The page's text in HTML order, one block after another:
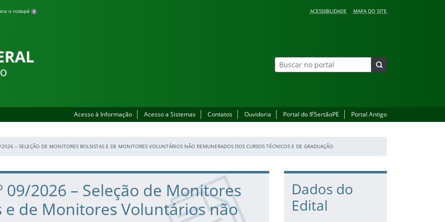
o rodapé 4 ACESSIBILIDADE MAPA DO SITE
Acesso à Informação Acesso a Sistemas Contatos Ouvidoria Portal do IFSertãoPE Portal Antigo
– SELEÇÃO DE MONITORES BOLSISTAS E DE MONITORES VOLUNTÁRIOS NÃO REMUNERADOS DOS CURSOS TÉCNICOS E DE GRADUAÇÃO
09/2026 – Seleção de Monitores
e de Monitores Voluntários não
Dados do
Edital